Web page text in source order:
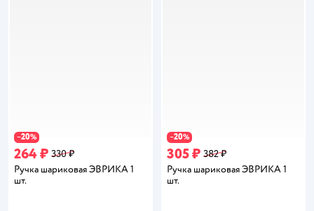
−20%
264 ₽ 330 ₽
Ручка шариковая ЭВРИКА 1
шт.
−20%
305 ₽ 382 ₽
Ручка шариковая ЭВРИКА 1
шт.